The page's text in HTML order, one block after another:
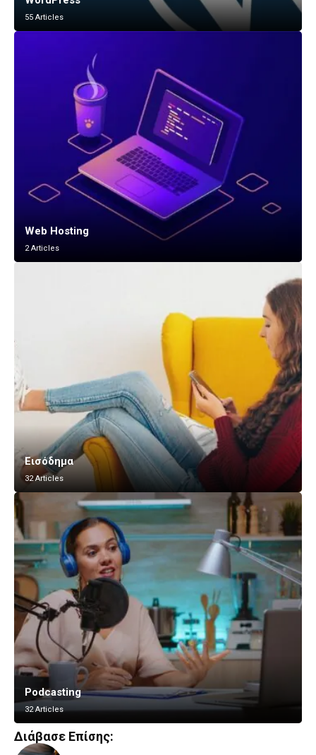
55 Articles
Web Hosting
2 Articles
Εισόδημα
32 Articles
Podcasting
32 Articles
Vlogging
8 Articles
Διάβασε Επίσης: